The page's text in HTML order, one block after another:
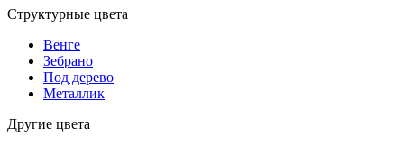
Структурные цвета
Венге
Зебрано
Под дерево
Металлик
Другие цвета